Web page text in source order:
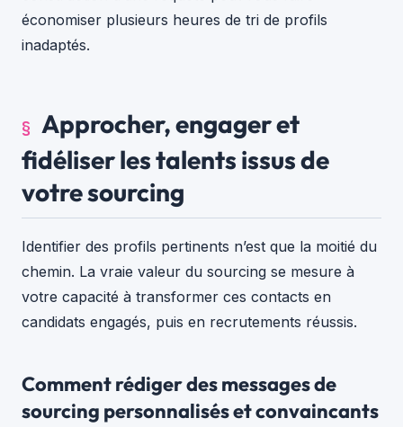
économiser plusieurs heures de tri de profils
inadaptés.
Approcher, engager et
fidéliser les talents issus de
votre sourcing
Identifier des profils pertinents n’est que la moitié du
chemin. La vraie valeur du sourcing se mesure à
votre capacité à transformer ces contacts en
candidats engagés, puis en recrutements réussis.
Comment rédiger des messages de
sourcing personnalisés et convaincants